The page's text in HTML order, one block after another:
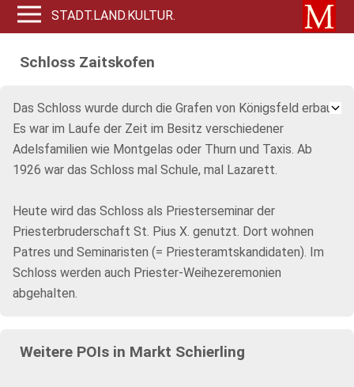
STADT.LAND.KULTUR.
Schloss Zaitskofen
Das Schloss wurde durch die Grafen von Königsfeld erbaut.
Es war im Laufe der Zeit im Besitz verschiedener
Adelsfamilien wie Montgelas oder Thurn und Taxis. Ab
1926 war das Schloss mal Schule, mal Lazarett.
Heute wird das Schloss als Priesterseminar der
Priesterbruderschaft St. Pius X. genutzt. Dort wohnen
Patres und Seminaristen (= Priesteramtskandidaten). Im
Schloss werden auch Priester-Weihezeremonien
abgehalten.
Weitere POIs in Markt Schierling